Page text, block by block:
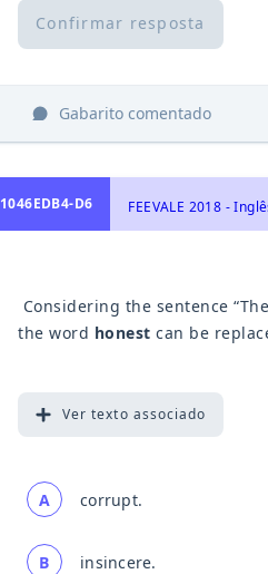
Confirmar resposta
Gabarito comentado
1046EDB4-D6 FEEVALE 2018 -
Considering the sentence
the word honest can be
Ver texto associado
A corrupt.
B insincere.